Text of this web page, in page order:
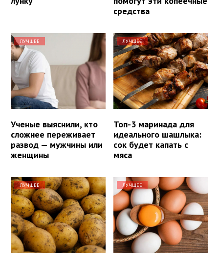
средства
ЛУЧШЕЕ
Ученые выяснили, кто
сложнее переживает
развод — мужчины или
женщины
ЛУЧШЕЕ
Топ-3 маринада для
идеального шашлыка:
сок будет капать с
мяса
ЛУЧШЕЕ ЛУЧШЕЕ